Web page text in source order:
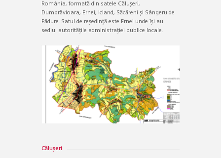
România, formată din satele Călușeri,
Dumbrăvioara, Ernei, Icland, Săcăreni și Sângeru de
Pădure. Satul de reședință este Ernei unde își au
sediul autoritățile administrației publice locale.
Călușeri